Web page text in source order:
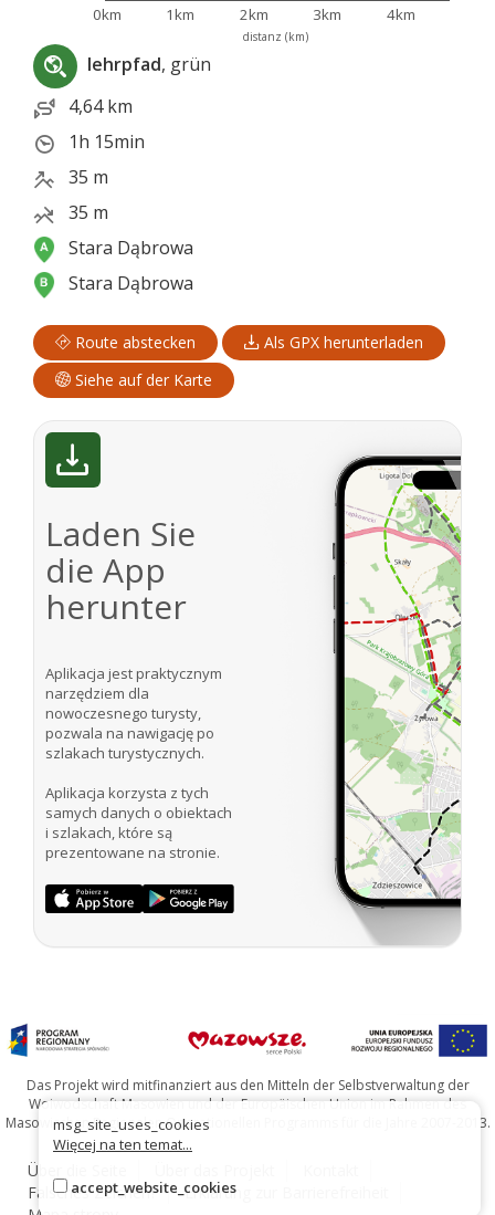
distanz (km)
0km 1km 2km 3km 4km
lehrpfad, grün
4,64 km
1h 15min
35 m
35 m
Stara Dąbrowa
Stara Dąbrowa
Route abstecken
Als GPX herunterladen
Siehe auf der Karte
Laden Sie
die App
herunter
Aplikacja jest praktycznym
narzędziem dla
nowoczesnego turysty,
pozwala na nawigację po
szlakach turystycznych.
Aplikacja korzysta z tych
samych danych o obiektach
i szlakach, które są
prezentowane na stronie.
Das Projekt wird mitfinanziert aus den Mitteln der Selbstverwaltung der
Woiwodschaft Masowien und der Europäischen Union im Rahmen des
Masowischen Regionalen Operationellen Programms für die Jahre 2007-2013.
Über die Seite
Falsches Zeichen?
Erklärung zur Barrierefreiheit
msg_site_uses_cookies
Więcej na ten temat...
accept_website_cookies